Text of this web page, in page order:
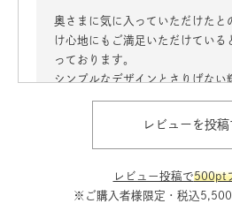
奥さまに気に入っていただけたと
け心地にもご満足いただけてい
っております。
シンプルなデザインとさりげない
永くお楽しみいただけましたら幸
今後ともHIBINOIをよろしくお願
レビューを投稿
レビュー投稿で500pt
※ご購入者様限定・税込